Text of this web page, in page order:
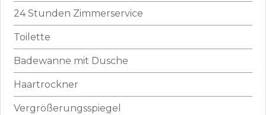
24 Stunden Zimmerservice
Toilette
Badewanne mit Dusche
Haartrockner
Vergrößerungsspiegel